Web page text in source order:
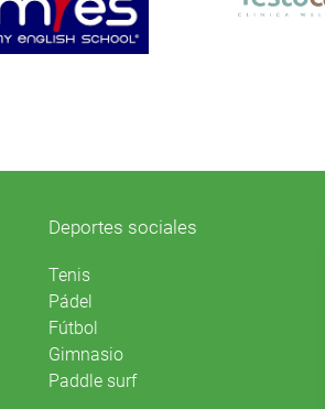
Deportes sociales
Tenis
Pádel
Fútbol
Gimnasio
Paddle surf